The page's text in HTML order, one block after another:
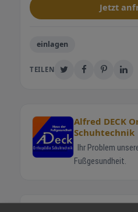
Jetzt
einlagen
TEILEN
Alfred DECK
Schuhtechnik
Fußgesundheit.